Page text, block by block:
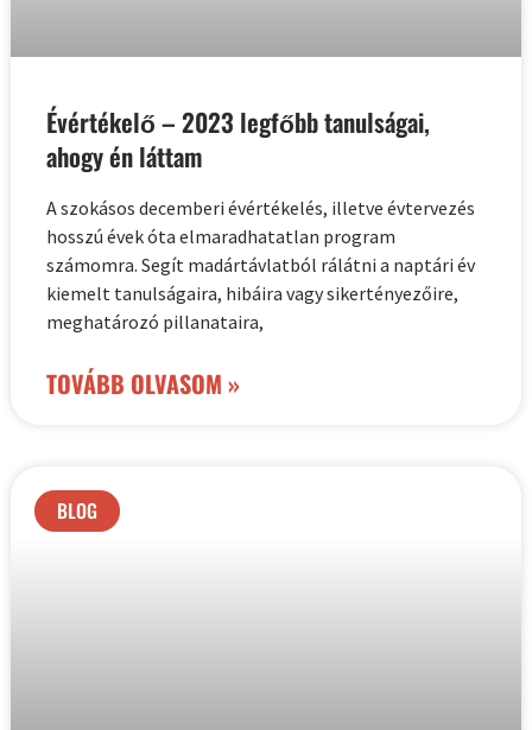
Évértékelő – 2023 legfőbb tanulságai,
ahogy én láttam
A szokásos decemberi évértékelés, illetve évtervezés
hosszú évek óta elmaradhatatlan program
számomra. Segít madártávlatból rálátni a naptári év
kiemelt tanulságaira, hibáira vagy sikertényezőire,
meghatározó pillanataira,
TOVÁBB OLVASOM »
BLOG